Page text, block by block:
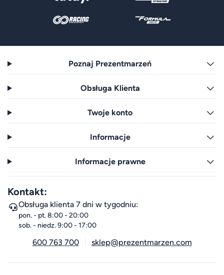
Poznaj Prezentmarzeń
Obsługa Klienta
Twoje konto
Informacje
Informacje prawne
Kontakt:
Obsługa klienta 7 dni w tygodniu:
pon. - pt. 8:00 - 20:00
sob. - niedz. 9:00 - 17:00
600 763 700 sklep@prezentmarzen.com